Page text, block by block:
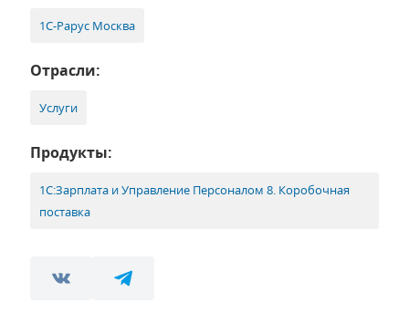
1С-Рарус Москва
Отрасли:
Услуги
Продукты:
1С:Зарплата и Управление Персоналом 8. Коробочная
поставка